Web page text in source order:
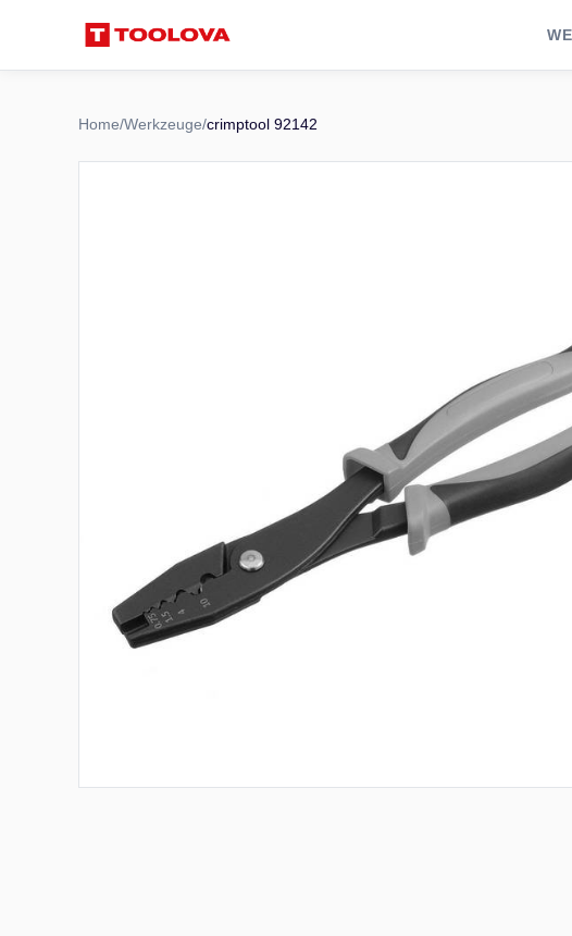
Home/Werkzeuge/crimptool 92142